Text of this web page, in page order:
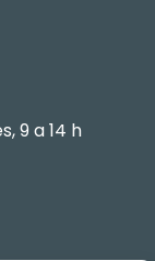
9 a 14 h